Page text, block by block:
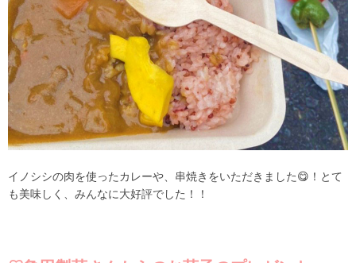
イノシシの肉を使ったカレーや、串焼きをいただきました😋！とて
も美味しく、みんなに大好評でした！！